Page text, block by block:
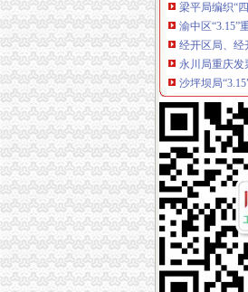
渝中区“3.15”
经开区局、经
永川局重庆发
沙坪坝局
万州局重庆代
武隆消委筑起
《重庆市重
全系统“红盾
市局领导出席
秀山局“3.15”
云局重庆发票
南川局突出五
忠县局重庆分
石柱局认真开
双桥局重庆代